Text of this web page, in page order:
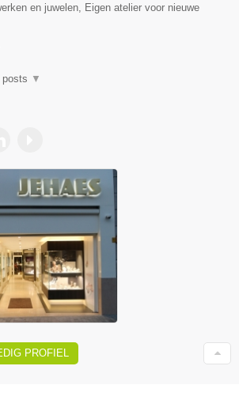
en juwelen, Eigen atelier voor nieuwe
posts ▼
PROFIEL